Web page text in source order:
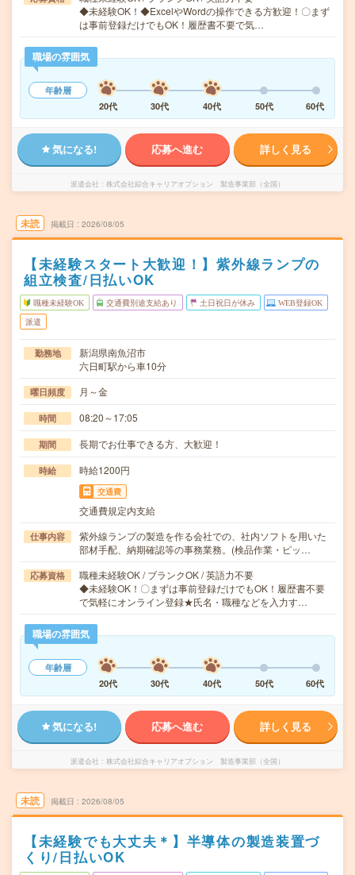
◆未経験OK！◆ExcelやWordの操作できる方歓迎！〇まず
は事前登録だけでもOK！履歴書不要で気…
職場の雰囲気
年齢層
20代
30代 40代 50代 60代
気になる! 応募へ進む 詳しく見る
派遣会社 株式会社綜合キャリアオプション 製造事業部（全国）
未読 掲載日 2026/08/05
【未経験スタート大歓迎！】紫外線ランプの
組立検査/日払いOK
職種未経験OK 交通費別途支給あり 土日祝日が休み WEB登録OK
派遣
勤務地
新潟県南魚沼市
六日町駅から車10分
曜日頻度 月～金
時間 08:20～17:05
期間 長期でお仕事できる方、大歓迎！
時給 時給1200円
交通費
交通費規定内支給
仕事内容
紫外線ランプの製造を作る会社での、社内ソフトを用いた
部材手配、納期確認等の事務業務。(検品作業・ピッ…
応募資格
職種未経験OK / ブランクOK / 英語力不要
◆未経験OK！〇まずは事前登録だけでもOK！履歴書不要
で気軽にオンライン登録★氏名・職種などを入力す…
職場の雰囲気
年齢層
20代
30代 40代 50代 60代
気になる! 応募へ進む 詳しく見る
派遣会社 株式会社綜合キャリアオプション 製造事業部（全国）
未読 掲載日 2026/08/05
【未経験でも大丈夫＊】半導体の製造装置づ
くり/日払いOK